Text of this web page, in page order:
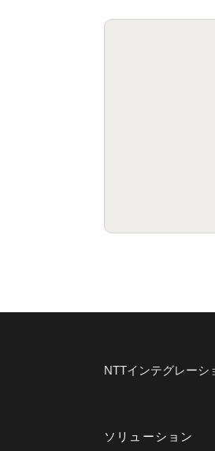
NTTインテグレーシ
ソリューション